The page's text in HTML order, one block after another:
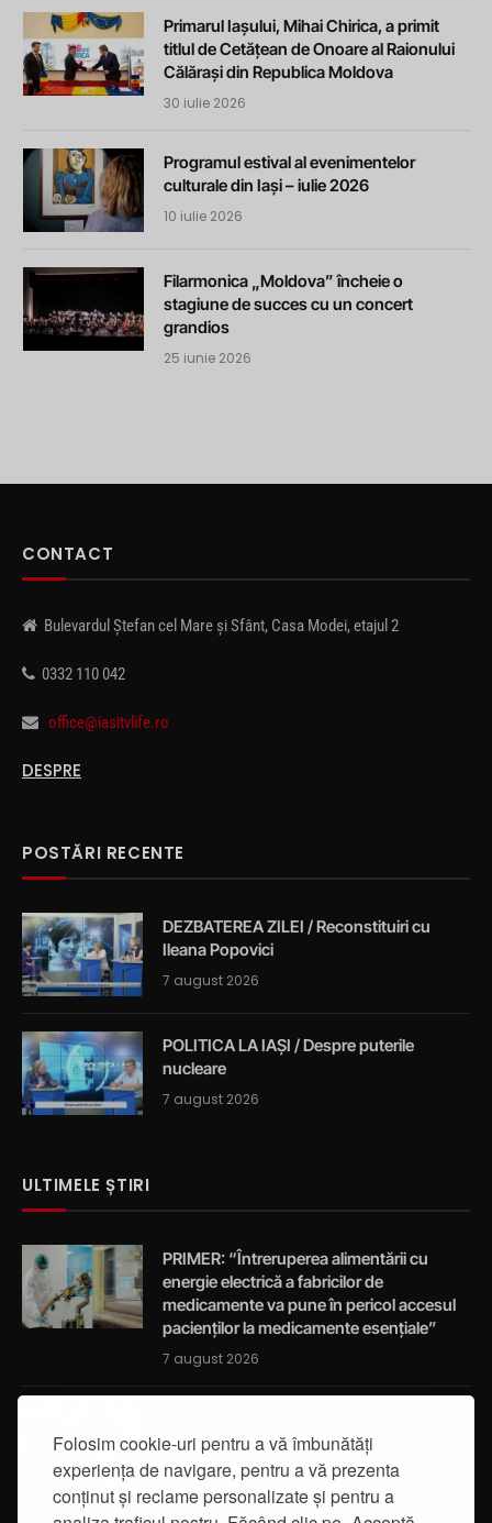
Folosim cookie-uri pentru a vă îmbunătăți
experiența de navigare, pentru a vă prezenta
conținut și reclame personalizate și pentru a
Primarul Iașului, Mihai Chirica, a primit
titlul de Cetățean de Onoare al Raionului
Călărași din Republica Moldova
30 iulie 2026
Programul estival al evenimentelor
culturale din Iași – iulie 2026
10 iulie 2026
Filarmonica „Moldova” încheie o
stagiune de succes cu un concert
grandios
25 iunie 2026
CONTACT
Bulevardul Ștefan cel Mare și Sfânt, Casa Modei, etajul 2
0332 110 042
office@iasitvlife.ro
DESPRE
POSTĂRI RECENTE
DEZBATEREA ZILEI / Reconstituiri cu
Ileana Popovici
7 august 2026
POLITICA LA IAȘI / Despre puterile
nucleare
7 august 2026
ULTIMELE ȘTIRI
PRIMER: “Întreruperea alimentării cu
energie electrică a fabricilor de
medicamente va pune în pericol accesul
pacienților la medicamente esențiale”
7 august 2026
integrității
7 august 2026